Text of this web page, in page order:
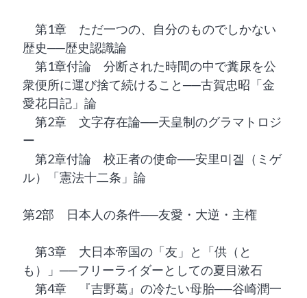
第1章 ただ一つの、自分のものでしかない
歴史──歴史認識論
第1章付論 分断された時間の中で糞尿を公
衆便所に運び捨て続けること──古賀忠昭「金
愛花日記」論
第2章 文字存在論──天皇制のグラマトロジ
ー
第2章付論 校正者の使命──安里미겔（ミゲ
ル）「憲法十二条」論
第2部 日本人の条件──友愛・大逆・主権
第3章 大日本帝国の「友」と「供（と
も）」──フリーライダーとしての夏目漱石
第4章 『吉野葛』の冷たい母胎──谷崎潤一